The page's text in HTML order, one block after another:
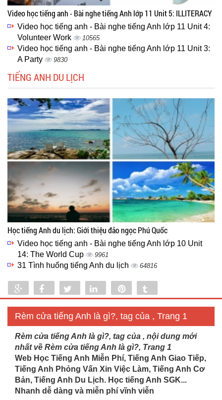
Video học tiếng anh - Bài nghe tiếng Anh lớp 11 Unit 5: ILLITERACY
Video học tiếng anh - Bài nghe tiếng Anh lớp 11 Unit 4:
Volunteer Work
10565
Video học tiếng anh - Bài nghe tiếng Anh lớp 11 Unit 3:
A Party
9830
TIẾNG ANH DU LỊCH
Học tiếng Anh du lịch: Giới thiệu đảo ngọc Phú Quốc
Video học tiếng anh - Bài nghe tiếng Anh lớp 10 Unit
14: The World Cup
9961
31 Tình huống tiếng Anh du lịch 64816
Share Share Tweet Share
Rèm cửa tiếng Anh là gì?, tag của , Trang 1
Rèm cửa tiếng Anh là gì?, tag của , nội dung mới
nhất về Rèm cửa tiếng Anh là gì?, Trang 1
Web Học Tiếng Anh Miễn Phí, Tiếng Anh Giao Tiếp,
Tiếng Anh Phỏng Vấn Xin Việc Làm, Tiếng Anh Cơ
Bản, Tiếng Anh Du Lịch. Học tiếng Anh SGK...
Nhanh dễ dàng và miễn phí vĩnh viễn